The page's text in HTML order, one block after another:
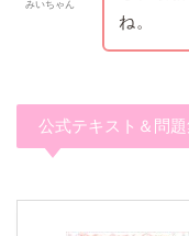
みいちゃん
ね。
公式テキスト＆問題